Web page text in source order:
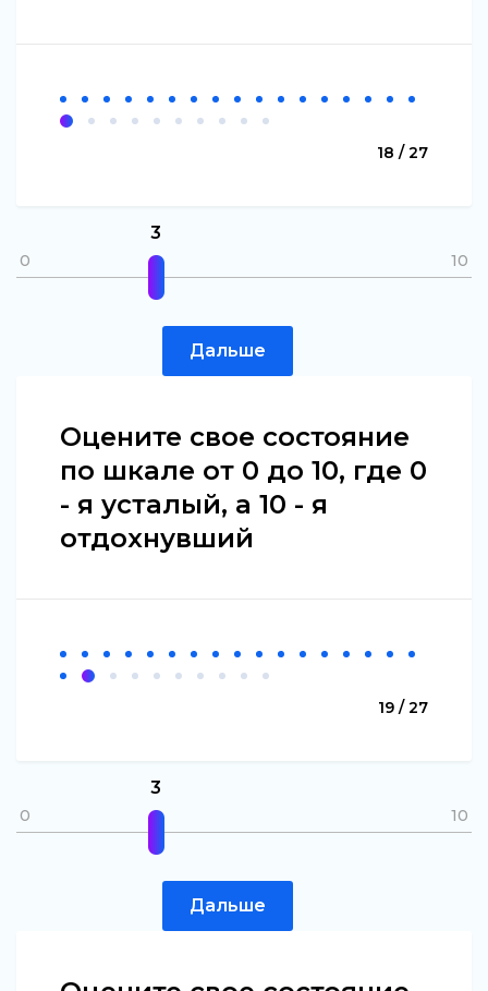
18 / 27
0 10
3
Дальше
Оцените свое состояние
по шкале от 0 до 10, где 0
- я усталый, а 10 - я
отдохнувший
19 / 27
0 10
3
Дальше